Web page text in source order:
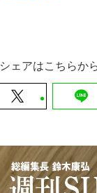
シェアはこちらか